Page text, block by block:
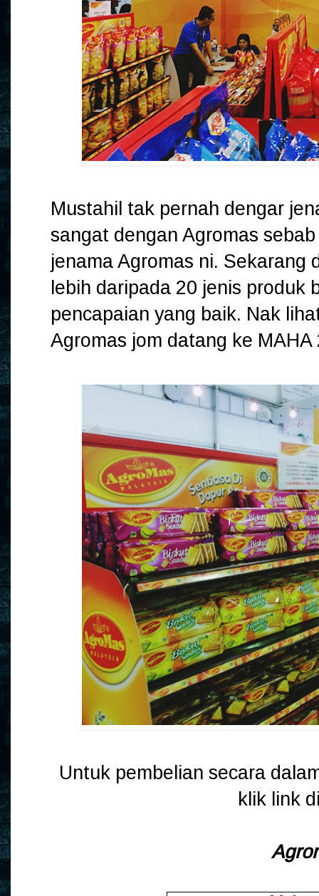
Mustahil tak pernah dengar
sangat dengan Agromas
jenama Agromas ni. Sekarang
lebih daripada 20 jenis produk
pencapaian yang baik. Nak
Agromas jom datang ke
Untuk pembelian secara
klik link